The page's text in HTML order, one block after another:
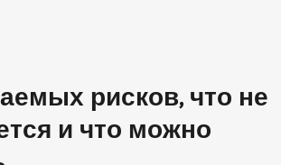
рисков, что не
и что можно